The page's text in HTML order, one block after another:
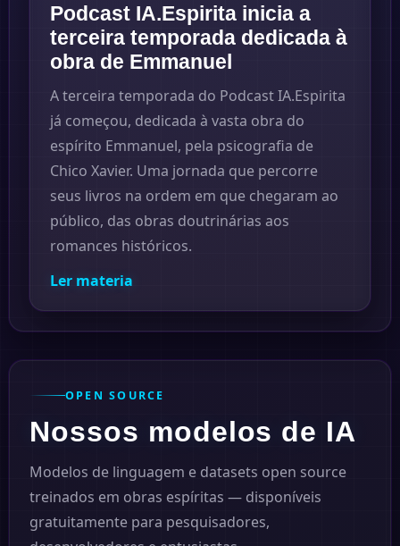
Podcast IA.Espirita inicia a
terceira temporada dedicada à
obra de Emmanuel
A terceira temporada do Podcast IA.Espirita
já começou, dedicada à vasta obra do
espírito Emmanuel, pela psicografia de
Chico Xavier. Uma jornada que percorre
seus livros na ordem em que chegaram ao
público, das obras doutrinárias aos
romances históricos.
Ler materia
OPEN SOURCE
Nossos modelos de IA
Modelos de linguagem e datasets open source
treinados em obras espíritas — disponíveis
gratuitamente para pesquisadores,